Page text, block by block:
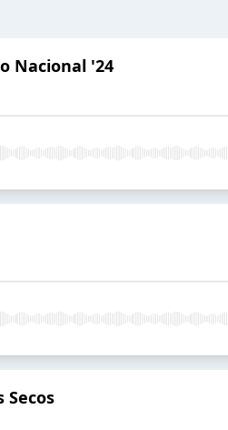
Nacional '24
Secos